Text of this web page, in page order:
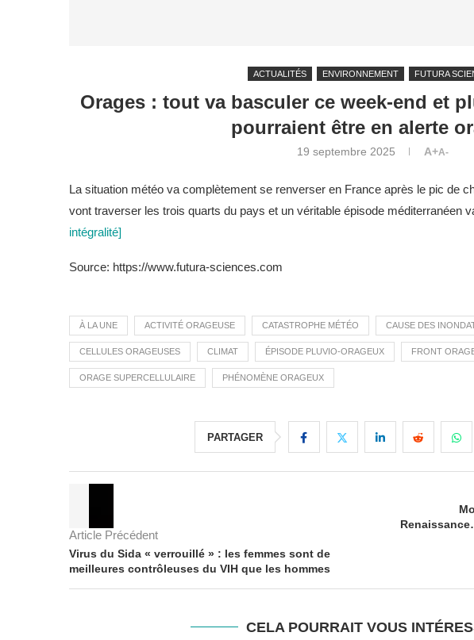
ACTUALITÉS ENVIRONNEMENT FUTURA
Orages : tout va basculer ce week-end et
pourraient être en alerte
19 septembre 2025 A+A-
La situation météo va complètement se renverser en France après le pic de
vont traverser les trois quarts du pays et un véritable épisode méditerranéen
intégralité]
Source: https://www.futura-sciences.com
À LA UNE ACTIVITÉ ORAGEUSE CATASTROPHE MÉTÉO CAUSE DES
CELLULES ORAGEUSES CLIMAT ÉPISODE PLUVIO-ORAGEUX FRONT
ORAGE SUPERCELLULAIRE PHÉNOMÈNE ORAGEUX
PARTAGER
Article Précédent
Virus du Sida « verrouillé » : les femmes sont de
meilleures contrôleuses du VIH que les hommes
CELA POURRAIT VOUS